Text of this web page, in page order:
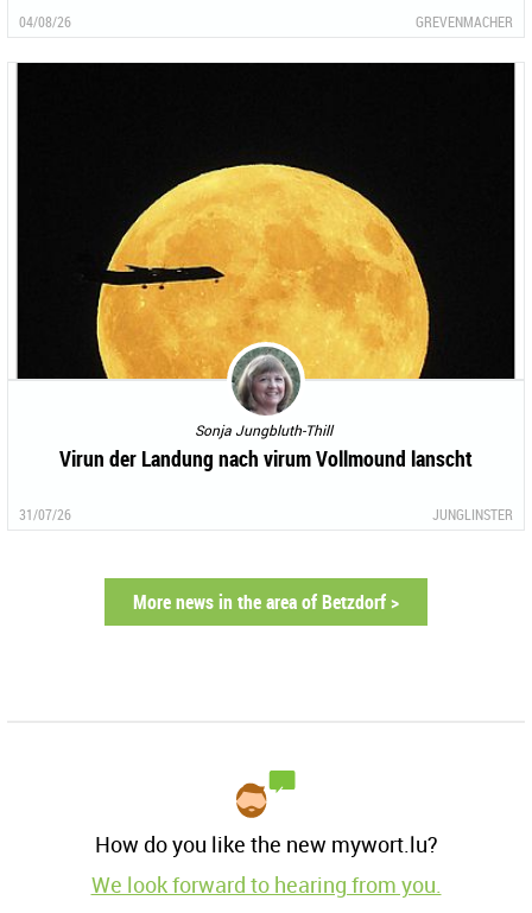
04/08/26 GREVENMACHER
Sonja Jungbluth-Thill
Virun der Landung nach virum Vollmound lanscht
31/07/26 JUNGLINSTER
More news in the area of Betzdorf >
How do you like the new mywort.lu?
We look forward to hearing from you.